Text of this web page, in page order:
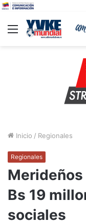
Menu
Inicio / Regionales
Regionales
Bs 19
sociales